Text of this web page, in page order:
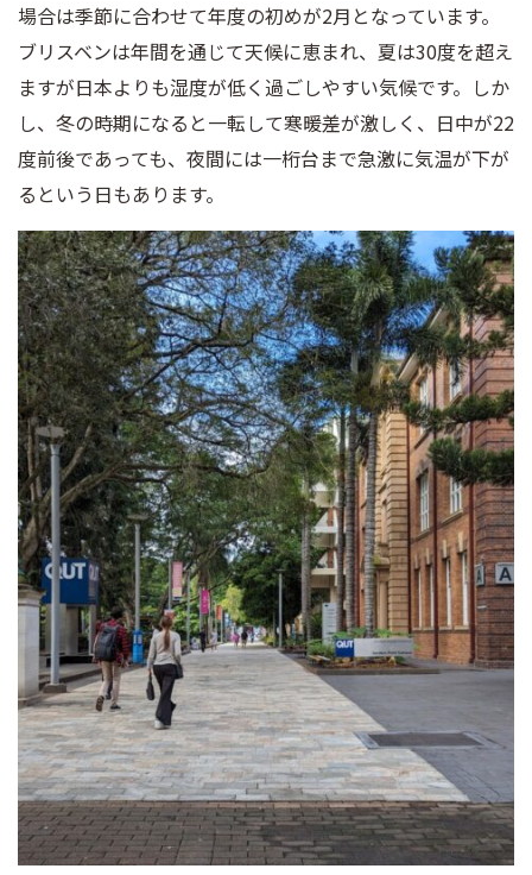
場合は季節に合わせて年度の初めが2月となっています。
ブリスベンは年間を通じて天候に恵まれ、夏は30度を超え
ますが日本よりも湿度が低く過ごしやすい気候です。しか
し、冬の時期になると一転して寒暖差が激しく、日中が22
度前後であっても、夜間には一桁台まで急激に気温が下が
るという日もあります。